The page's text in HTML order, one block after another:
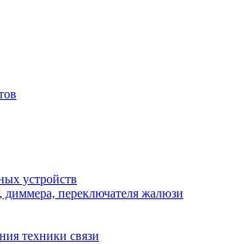
устройств
переключателя жалюзи
техники связи